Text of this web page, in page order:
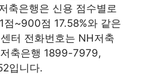
축은행은 신용 점수별로
~900점 17.58%와 같은
터 전화번호는 NH저축
축은행 1899-7979,
입니다.